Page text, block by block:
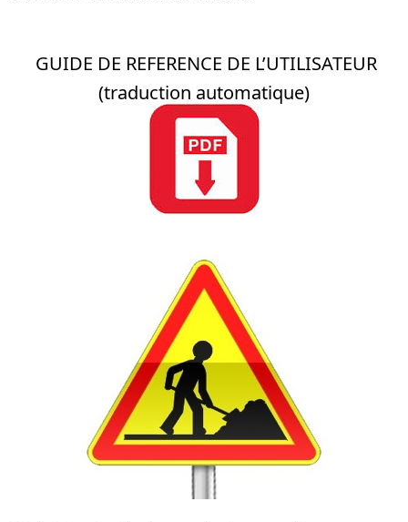
GUIDE DE REFERENCE DE L’UTILISATEUR
(traduction automatique)